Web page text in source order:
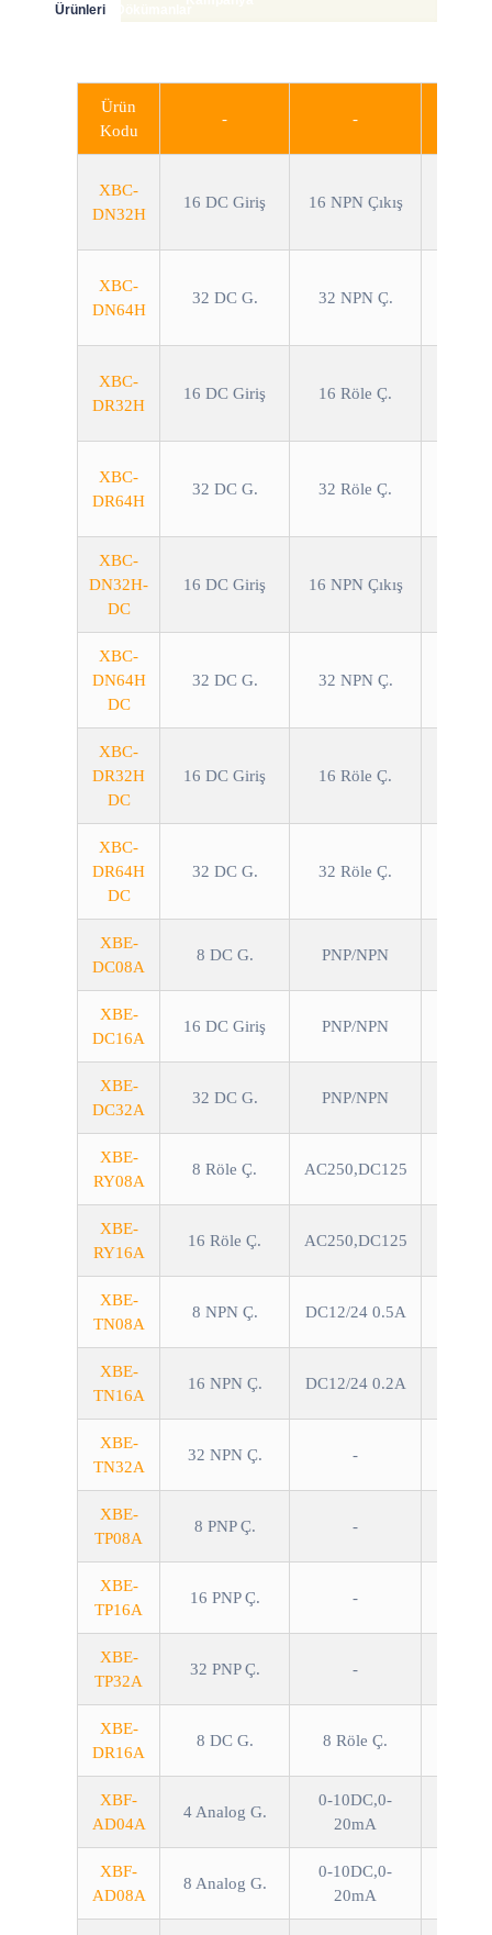
Ürünleri
Ürün
Kodu
- -
XBC-
DN32H
16 DC Giriş 16 NPN Çıkış
XBC-
DN64H
32 DC G. 32 NPN Ç.
XBC-
DR32H
16 DC Giriş 16 Röle Ç.
XBC-
DR64H
32 DC G. 32 Röle Ç.
XBC-
DN32H-
DC
16 DC Giriş 16 NPN Çıkış
XBC-
DN64H
DC
32 DC G. 32 NPN Ç.
XBC-
DR32H
DC
16 DC Giriş 16 Röle Ç.
XBC-
DR64H
DC
32 DC G. 32 Röle Ç.
XBE-
DC08A
8 DC G. PNP/NPN
XBE-
DC16A
16 DC Giriş PNP/NPN
XBE-
DC32A
32 DC G. PNP/NPN
XBE-
RY08A
8 Röle Ç. AC250,DC125
XBE-
RY16A
16 Röle Ç. AC250,DC125
XBE-
TN08A
8 NPN Ç. DC12/24 0.5A
XBE-
TN16A
16 NPN Ç. DC12/24 0.2A
XBE-
TN32A
32 NPN Ç. -
XBE-
TP08A
8 PNP Ç. -
XBE-
TP16A
16 PNP Ç. -
XBE-
TP32A
32 PNP Ç. -
XBE-
DR16A
8 DC G. 8 Röle Ç.
XBF-
AD04A
4 Analog G.
0-10DC,0-
20mA
XBF-
AD08A
8 Analog G.
0-10DC,0-
20mA